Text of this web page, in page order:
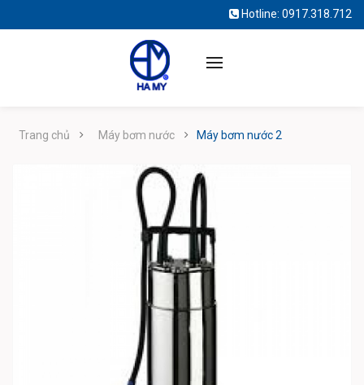
Hotline: 0917.318.712
Trang chủ Máy bơm nước Máy bơm nước 2